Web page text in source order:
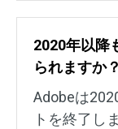
2020年以降
られますか？
Adobeは
トを終了し